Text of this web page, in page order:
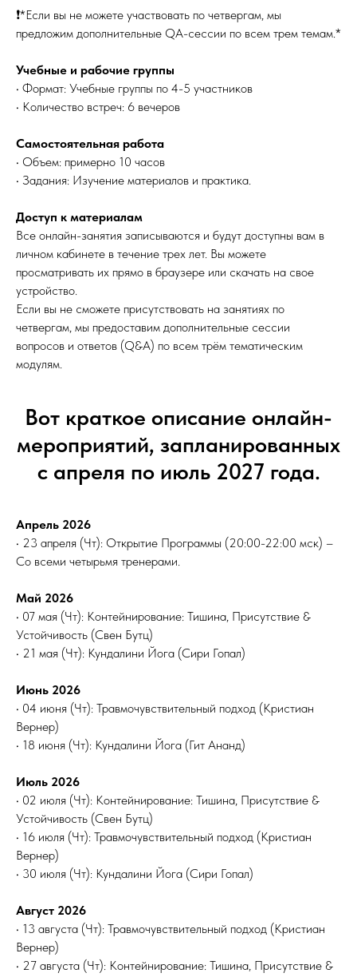
❗️*Если вы не можете участвовать по четвергам, мы
предложим дополнительные QA-сессии по всем трем темам.*
Учебные и рабочие группы
• Формат: Учебные группы по 4-5 участников
• Количество встреч: 6 вечеров
Самостоятельная работа
• Объем: примерно 10 часов
• Задания: Изучение материалов и практика.
Доступ к материалам
Все онлайн-занятия записываются и будут доступны вам в
личном кабинете в течение трех лет. Вы можете
просматривать их прямо в браузере или скачать на свое
устройство.
Если вы не сможете присутствовать на занятиях по
четвергам, мы предоставим дополнительные сессии
вопросов и ответов (Q&A) по всем трём тематическим
модулям.
Вот краткое описание онлайн-
мероприятий, запланированных
с апреля по июль 2027 года.
Апрель 2026
• 23 апреля (Чт): Открытие Программы (20:00-22:00 мск) –
Со всеми четырьмя тренерами.
Май 2026
• 07 мая (Чт): Контейнирование: Тишина, Присутствие &
Устойчивость (Свен Бутц)
• 21 мая (Чт): Кундалини Йога (Сири Гопал)
Июнь 2026
• 04 июня (Чт): Травмочувствительный подход (Кристиан
Вернер)
• 18 июня (Чт): Кундалини Йога (Гит Ананд)
Июль 2026
• 02 июля (Чт): Контейнирование: Тишина, Присутствие &
Устойчивость (Свен Бутц)
• 16 июля (Чт): Травмочувствительный подход (Кристиан
Вернер)
• 30 июля (Чт): Кундалини Йога (Сири Гопал)
Август 2026
• 13 августа (Чт): Травмочувствительный подход (Кристиан
Вернер)
• 27 августа (Чт): Контейнирование: Тишина, Присутствие &